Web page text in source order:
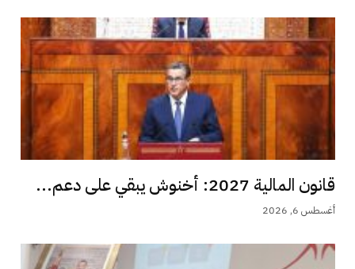
قانون المالية 2027: أخنوش يبقي على دعم...
أغسطس 6, 2026